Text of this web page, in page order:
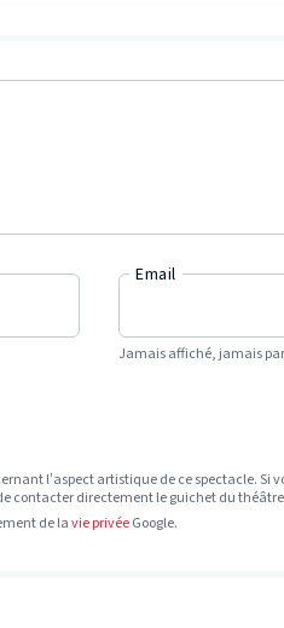
Email
Jamais affiché, jamais
l’aspect artistique de ce spectacle. Si
contacter directement le guichet du
de lavie privéeGoogle.